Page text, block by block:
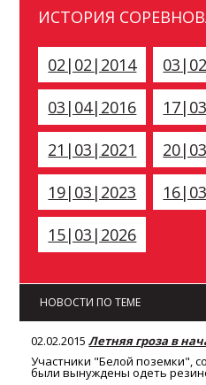
ИСТОРИЯ
02|02|2014
03|04|2016
21|03|2021
19|03|2023
15|03|2026
НОВОСТИ ПО ТЕМЕ
02.02.2015 Летняя гроза в
Участники "Белой поземки",
были вынуждены одеть